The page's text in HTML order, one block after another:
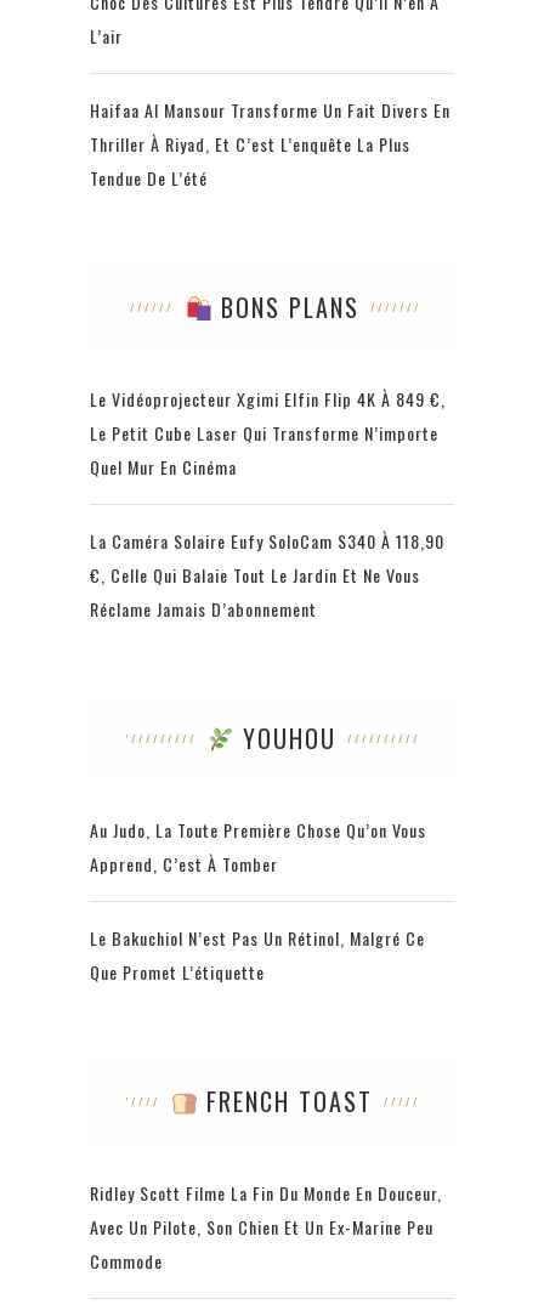
L’air
Haifaa Al Mansour Transforme Un Fait Divers En
Thriller À Riyad, Et C’est L’enquête La Plus
Tendue De L’été
BONS PLANS
Le Vidéoprojecteur Xgimi Elfin Flip 4K À 849 €,
Le Petit Cube Laser Qui Transforme N’importe
Quel Mur En Cinéma
La Caméra Solaire Eufy SoloCam S340 À 118,90
€, Celle Qui Balaie Tout Le Jardin Et Ne Vous
Réclame Jamais D’abonnement
YOUHOU
Au Judo, La Toute Première Chose Qu’on Vous
Apprend, C’est À Tomber
Le Bakuchiol N’est Pas Un Rétinol, Malgré Ce
Que Promet L’étiquette
FRENCH TOAST
Ridley Scott Filme La Fin Du Monde En Douceur,
Avec Un Pilote, Son Chien Et Un Ex-Marine Peu
Commode